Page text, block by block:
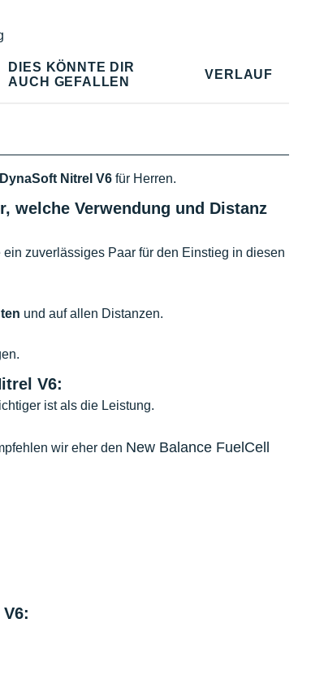
DIES KÖNNTE DIR
AUCH GEFALLEN
VERLAUF
Nitrel V6 für Herren.
welche Verwendung und Distanz
ein zuverlässiges Paar für den Einstieg in diesen
und auf allen Distanzen.
V6:
ist als die Leistung.
wir eher den New Balance FuelCell